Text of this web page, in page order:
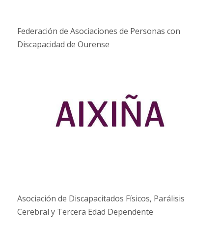
Federación de Asociaciones de Personas con
Discapacidad de Ourense
Asociación de Discapacitados Físicos, Parálisis
Cerebral y Tercera Edad Dependente